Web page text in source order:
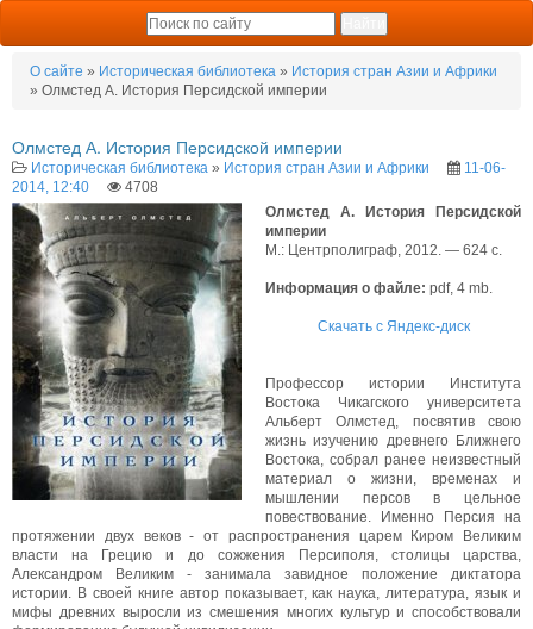
О сайте » Историческая библиотека » История стран Азии и Африки
» Олмстед А. История Персидской империи
Олмстед А. История Персидской империи
Историческая библиотека » История стран Азии и Африки
11-06-
2014, 12:40
4708
Олмстед А. История Персидской
империи
М.: Центрполиграф, 2012. — 624 с.
Информация о файле: pdf, 4 mb.
Скачать с Яндекс-диск
Профессор истории Института
Востока Чикагского университета
Альберт Олмстед, посвятив свою
жизнь изучению древнего Ближнего
Востока, собрал ранее неизвестный
материал о жизни, временах и
мышлении персов в цельное
повествование. Именно Персия на
протяжении двух веков - от распространения царем Киром Великим
власти на Грецию и до сожжения Персиполя, столицы царства,
Александром Великим - занимала завидное положение диктатора
истории. В своей книге автор показывает, как наука, литература, язык и
мифы древних выросли из смешения многих культур и способствовали